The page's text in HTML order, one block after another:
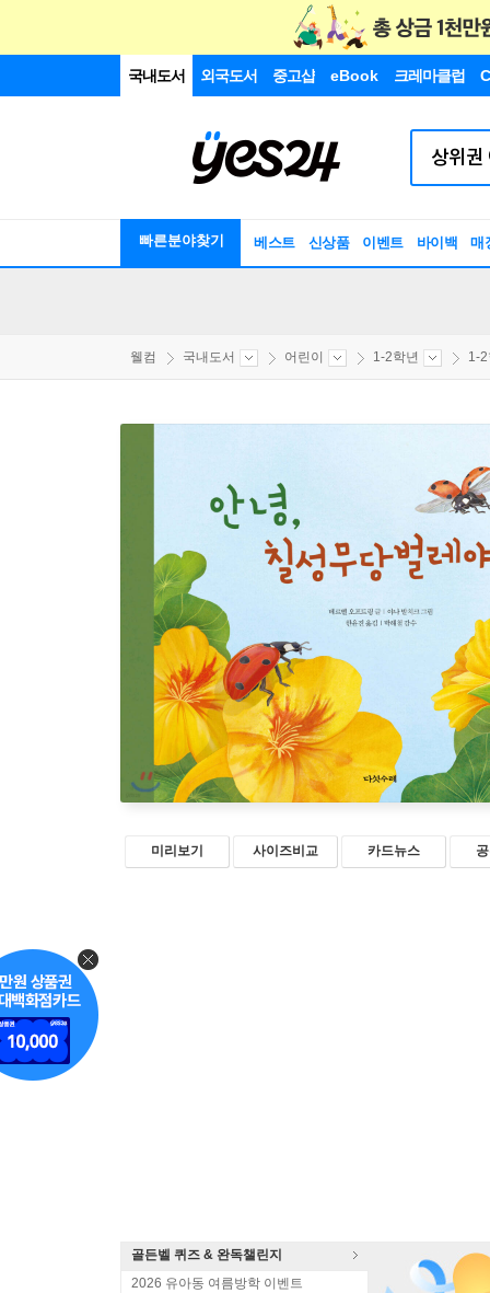
국내도서 외국도서 중고샵 eBook 크레마클럽
빠른분야찾기 베스트 신상품 이벤트 바이백 매
웰컴 국내도서 어린이 1-2학년 1-
미리보기 사이즈비교 카드뉴스
골든벨 퀴즈 & 완독챌린지
2026 유아동 여름방학 이벤트